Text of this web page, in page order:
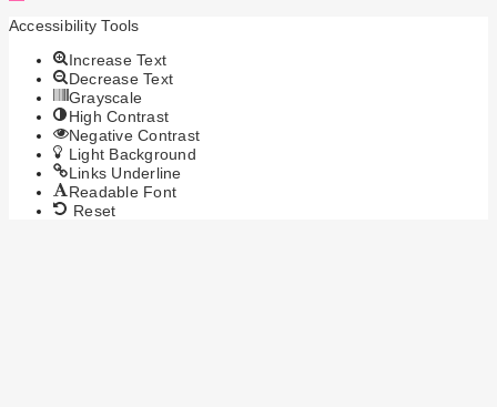
Accessibility Tools
Increase Text
Decrease Text
Grayscale
High Contrast
Negative Contrast
Light Background
Links Underline
Readable Font
Reset